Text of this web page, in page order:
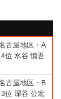
古屋地区・A
位 水谷 慎吾
古屋地区・B
位 深谷 公宏